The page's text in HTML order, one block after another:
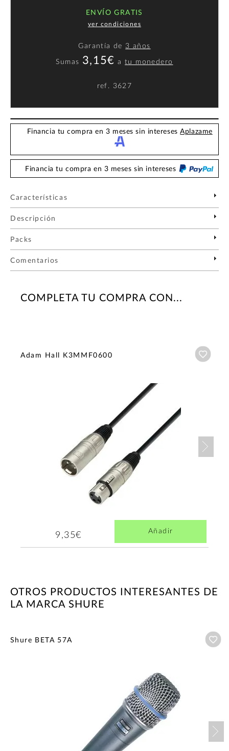
ENVÍO GRATIS
ver condiciones
Garantía de 3 años
Sumas 3,15€ atu monedero
ref. 3627
Financia tu compra en 3 meses sin interesesAplazame
Financia tu compra en 3 meses sin intereses
Características
Descripción
Packs
Comentarios
COMPLETA TU COMPRA CON...
Adam Hall K3MMF0600
9,35€ Añadir
OTROS PRODUCTOS INTERESANTES DE
LA MARCA SHURE
Shure BETA 57A